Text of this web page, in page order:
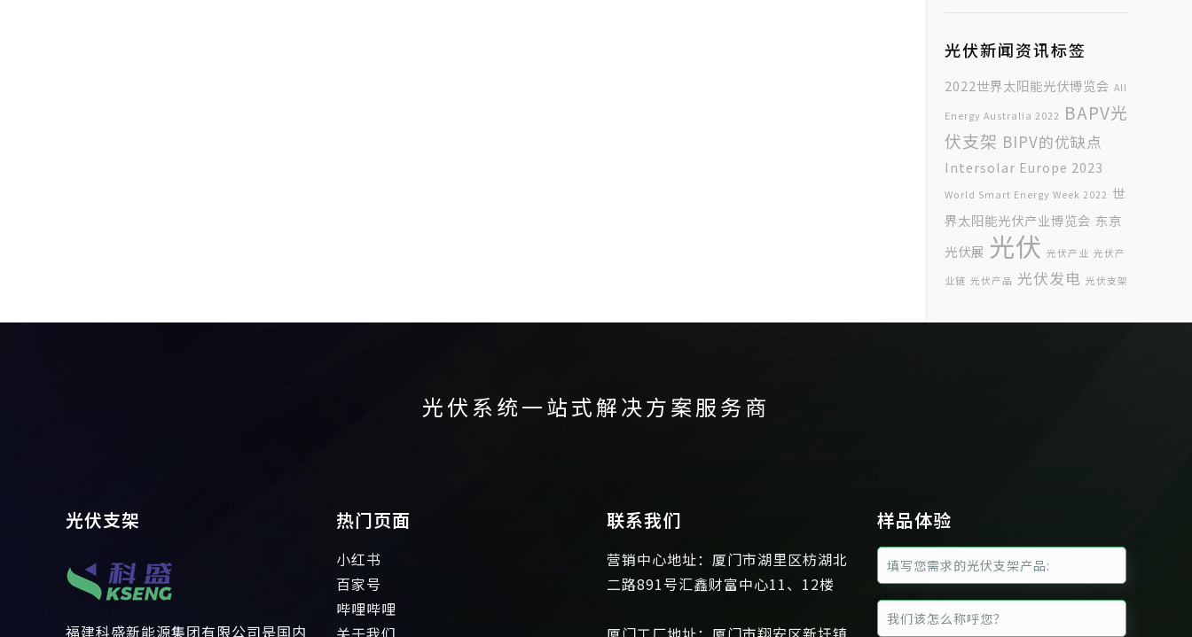
光伏新闻资讯标签
2022世界太阳能光伏博览会 All
Energy Australia 2022 BAPV光
伏支架 BIPV的优缺点
Intersolar Europe 2023
World Smart Energy Week 2022 世
界太阳能光伏产业博览会 东京
光伏展 光伏 光伏产业 光伏产
业链 光伏产品 光伏发电 光伏支架
牌
屋面光伏支架
瓦屋顶夹具
光伏系统一站式解决方案服务商
光伏支架
福建科盛新能源集团有限公司是国内
热门页面
小红书
百家号
哔哩哔哩
联系我们
营销中心地址：厦门市湖里区枋湖北
二路891号汇鑫财富中心11、12楼
样品体验